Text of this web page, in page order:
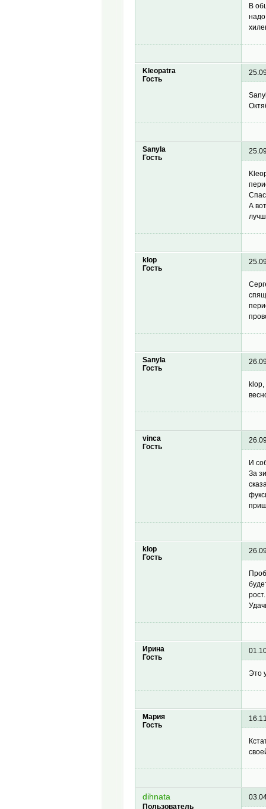
В
надо
Kleopatra
Гость
Sanyla
Гость
А
klop
Гость
Sanyla
Гость
klop,
vinca
Гость
И
За
klop
Гость
рост.
Ирина
Гость
Это
Мария
Гость
dihnata
Пользователь